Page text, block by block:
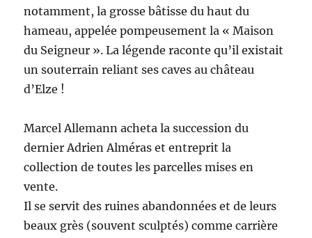
notamment, la grosse bâtisse du haut du
hameau, appelée pompeusement la « Maison
du Seigneur ». La légende raconte qu’il existait
un souterrain reliant ses caves au château
d’Elze !
Marcel Allemann acheta la succession du
dernier Adrien Alméras et entreprit la
collection de toutes les parcelles mises en
vente.
Il se servit des ruines abandonnées et de leurs
beaux grès (souvent sculptés) comme carrière